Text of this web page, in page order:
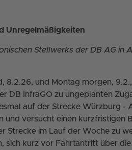
Unregelmäßigkeiten
Stellwerks der DB AG in
8.2.26, und Montag morgen,
DB InfraGO zu ungeplanten
auf der Strecke Würzburg -
und versucht einen kurzfristigen
Strecke im Lauf der Woche zu
sich kurz vor Fahrtantritt über